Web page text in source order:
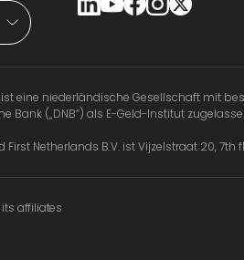
ist eine niederländische Gesellschaft mit
Bank („DNB“) als E-Geld-Institut
Netherlands B.V. ist Vijzelstraat 20, 7th
affiliates